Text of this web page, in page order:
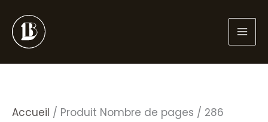
au
contenu
Accueil / Produit Nombre de pages / 286